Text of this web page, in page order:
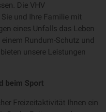
Die VHV
und Ihre Familie mit
eines Unfalls das Leben
Rundum-Schutz und
unsere Leistungen
beim Sport
Freizeitaktivität Ihnen ein